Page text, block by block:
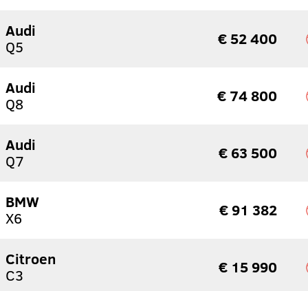
Audi
Q5
€ 52 400
Audi
Q8
€ 74 800
Audi
Q7
€ 63 500
BMW
X6
€ 91 382
Citroen
C3
€ 15 990